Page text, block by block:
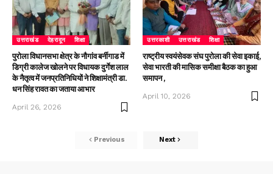
उत्तराखंड देहरादून शिक्षा
पुरोला विधानसभा क्षेत्र के नौगांव बर्नीगाड में
डिग्री कालेज खोलने पर विधायक दुर्गेश लाल
के नैतृत्व में जनप्रतिनिधियों ने शिक्षामंत्री डा.
धन सिंह रावत का जताया आभार
April 26, 2026
उत्तरकाशी उत्तराखंड शिक्षा
राष्ट्रीय स्वयंसेवक संघ पुरोला की सेवा इकाई,
सेवा भारती की मासिक समीक्षा बैठक का हुआ
समापन ,
April 10, 2026
Previous Next